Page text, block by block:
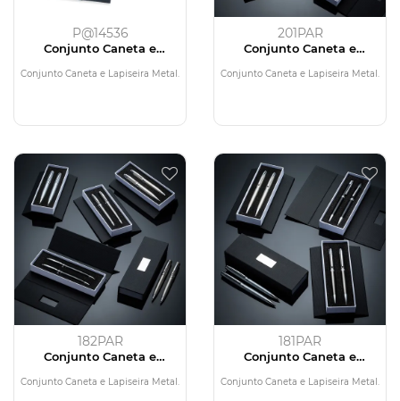
P@14536
Conjunto Caneta e
Conjunto Caneta e Lapiseira Metal.
201PAR
Conjunto Caneta e
Conjunto Caneta e Lapiseira Metal.
182PAR
Conjunto Caneta e
Conjunto Caneta e Lapiseira Metal.
181PAR
Conjunto Caneta e
Conjunto Caneta e Lapiseira Metal.